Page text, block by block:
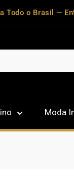
Todo o Brasil —
Moda